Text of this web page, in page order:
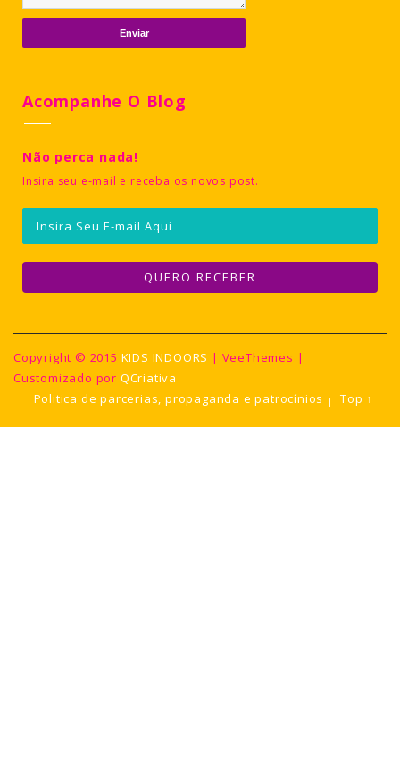
Acompanhe O Blog
Não perca nada!
Insira seu e-mail e receba os novos post.
Copyright © 2015 KIDS INDOORS | VeeThemes |
Customizado por QCriativa
Politica de parcerias, propaganda e patrocínios
Top ↑